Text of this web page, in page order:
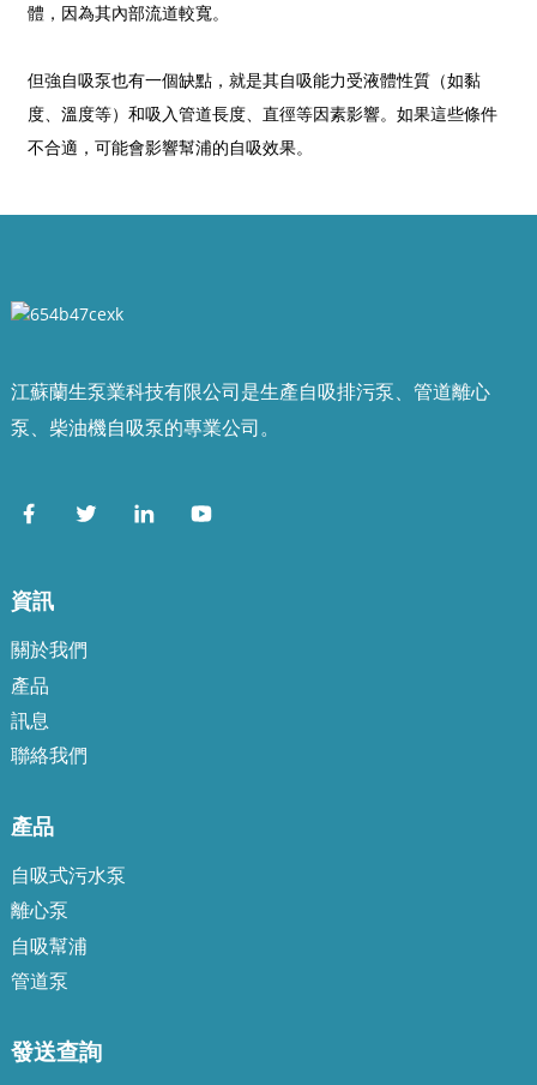
體，因為其內部流道較寬。
但強自吸泵也有一個缺點，就是其自吸能力受液體性質（如黏
度、溫度等）和吸入管道長度、直徑等因素影響。如果這些條件
不合適，可能會影響幫浦的自吸效果。
江蘇蘭生泵業科技有限公司是生產自吸排污泵、管道離心
泵、柴油機自吸泵的專業公司。
資訊
關於我們
產品
訊息
聯絡我們
產品
自吸式污水泵
離心泵
自吸幫浦
管道泵
發送查詢